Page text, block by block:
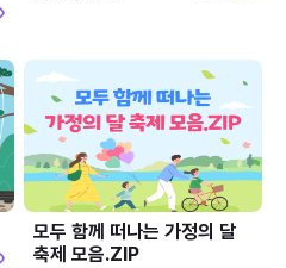
모두 함께 떠나는 가정의 달
축제 모음.ZIP